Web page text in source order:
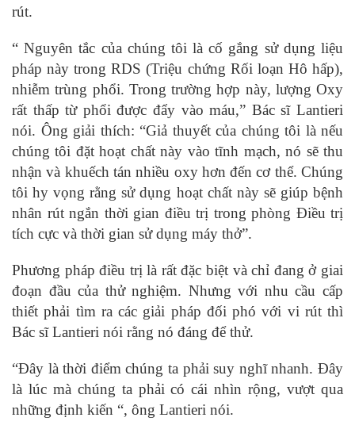
rút.
“ Nguyên tắc của chúng tôi là cố gắng sử dụng liệu
pháp này trong RDS (Triệu chứng Rối loạn Hô hấp),
nhiễm trùng phổi. Trong trường hợp này, lượng Oxy
rất thấp từ phổi được đẩy vào máu,” Bác sĩ Lantieri
nói. Ông giải thích: “Giả thuyết của chúng tôi là nếu
chúng tôi đặt hoạt chất này vào tĩnh mạch, nó sẽ thu
nhận và khuếch tán nhiều oxy hơn đến cơ thể. Chúng
tôi hy vọng rằng sử dụng hoạt chất này sẽ giúp bệnh
nhân rút ngắn thời gian điều trị trong phòng Điều trị
tích cực và thời gian sử dụng máy thở”.
Phương pháp điều trị là rất đặc biệt và chỉ đang ở giai
đoạn đầu của thử nghiệm. Nhưng với nhu cầu cấp
thiết phải tìm ra các giải pháp đối phó với vi rút thì
Bác sĩ Lantieri nói rằng nó đáng để thử.
“Đây là thời điểm chúng ta phải suy nghĩ nhanh. Đây
là lúc mà chúng ta phải có cái nhìn rộng, vượt qua
những định kiến “, ông Lantieri nói.